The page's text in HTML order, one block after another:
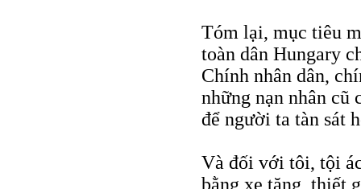
Tóm lại, mục tiêu
toàn dân Hungary
Chính nhân dân,
những nạn nhân
để người ta tàn sát
Và đối với tôi, tội
bằng xe tăng, thiết